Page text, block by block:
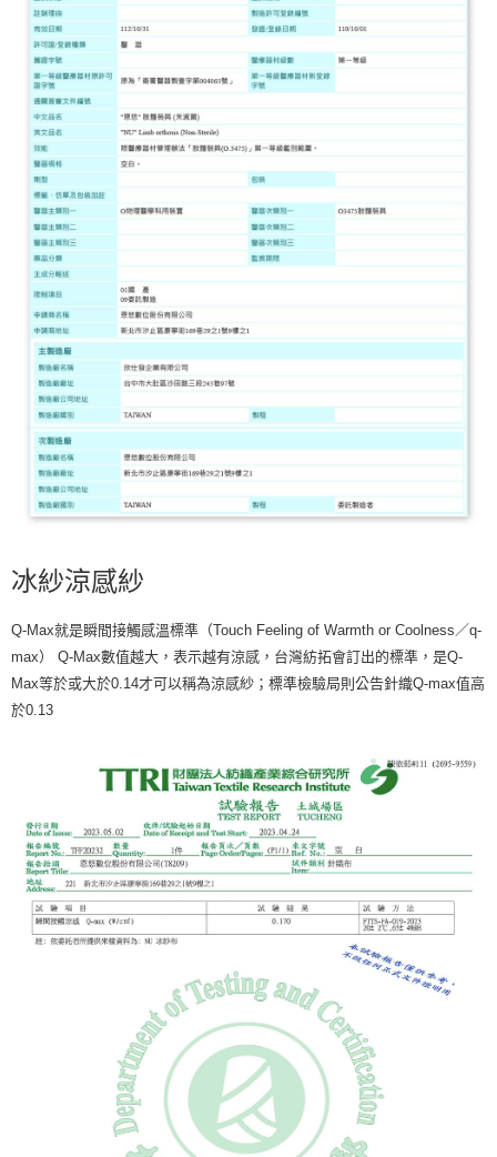
冰紗涼感紗
Q-Max就是瞬間接觸感溫標準（Touch Feeling of Warmth or Coolness／q-
max） Q-Max數值越大，表示越有涼感，台灣紡拓會訂出的標準，是Q-
Max等於或大於0.14才可以稱為涼感紗；標準檢驗局則公告針織Q-max值高
於0.13